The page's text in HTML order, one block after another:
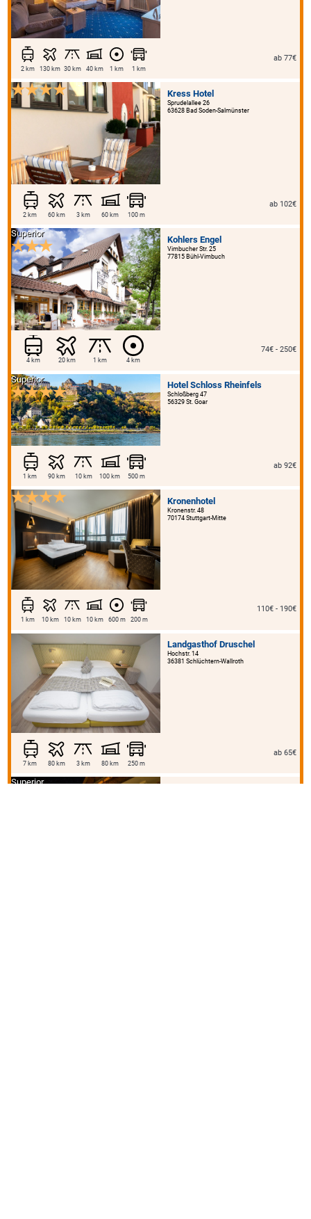
2 km 130 km 30 km 40 km 1 km 1 km
ab 77€
Kress Hotel
Sprudelallee 26
63628 Bad Soden-Salmünster
2 km 60 km 3 km 60 km 100 m
ab 102€
Kohlers Engel
Vimbucher Str. 25
77815 Bühl-Vimbuch
Superior
4 km 20 km 1 km 4 km
74€ - 250€
Hotel Schloss Rheinfels
Schloßberg 47
56329 St. Goar
Superior
1 km 90 km 10 km 100 km 500 m
ab 92€
Kronenhotel
Kronenstr. 48
70174 Stuttgart-Mitte
1 km 10 km 10 km 10 km 600 m 200 m
110€ - 190€
Landgasthof Druschel
Hochstr. 14
36381 Schlüchtern-Wallroth
7 km 80 km 3 km 80 km 250 m
ab 65€
Superior